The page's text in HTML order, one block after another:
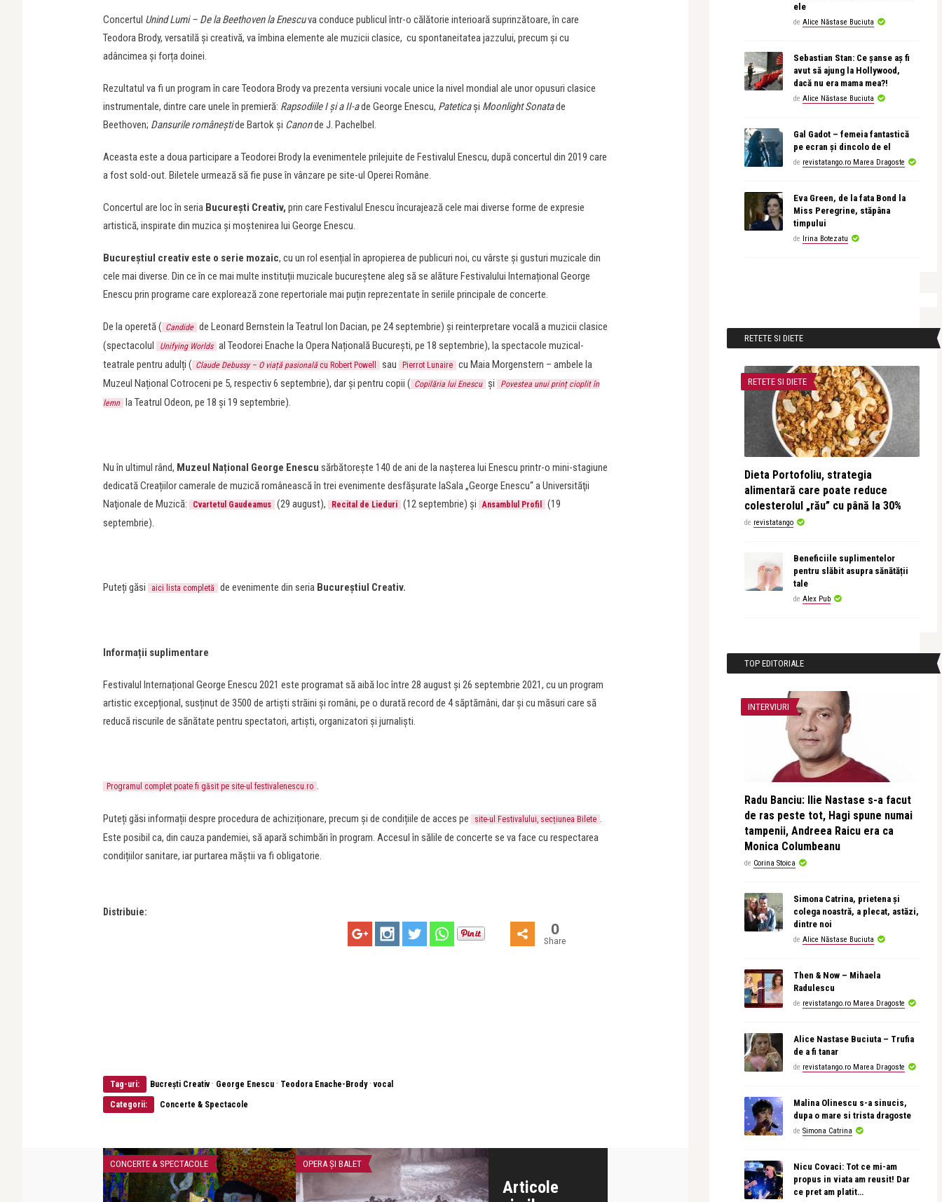
Concertul Unind Lumi – De la Beethoven la Enescuva conduce publicul într-o călătorie interioară suprinzătoare, în care
Teodora Brody, versatilă și creativă, va îmbina elemente ale muzicii clasice, cu spontaneitatea jazzului, precum și cu
adâncimea și forța doinei.
Rezultatul va fi un program în care Teodora Brody va prezenta versiuni vocale unice la nivel mondial ale unor opusuri clasice
instrumentale, dintre care unele în premieră: RapsodiileI și a II-ade George Enescu, Pateticași Moonlight Sonatade
Beethoven; Dansurileromâneștide Bartok și Canonde J. Pachelbel.
Aceasta este a doua participare a Teodorei Brody la evenimentele prilejuite de Festivalul Enescu, după concertul din 2019 care
a fost sold-out. Biletele urmează să fie puse în vânzare pe site-ul Operei Române.
Concertul are loc în seria București Creativ, prin care Festivalul Enescu încurajează cele mai diverse forme de expresie
artistică, inspirate din muzica și moștenirea lui George Enescu.
Bucureștiul creativ este o serie mozaic, cu un rol esențial în apropierea de publicuri noi, cu vârste și gusturi muzicale din
cele mai diverse. Din ce în ce mai multe instituții muzicale bucureștene aleg să se alăture Festivalului Internațional George
Enescu prin programe care explorează zone repertoriale mai puțin reprezentate în seriile principale de concerte.
De la operetă ( Candide de Leonard Bernstein la Teatrul Ion Dacian, pe 24 septembrie) și reinterpretare vocală a muzicii clasice
(spectacolul
Unifying Worlds al Teodorei Enache la Opera Națională București, pe 18 septembrie), la spectacole muzical-
teatrale pentru adulți ( Claude Debussy – O viață pasionalăcu Robert Powell sau Pierrot Lunaire cu Maia Morgenstern – ambele la
Muzeul Național Cotroceni pe 5, respectiv 6 septembrie), dar și pentru copii ( Copilăria lui Enescu și
Povestea unui prinț cioplit în
lemn la Teatrul Odeon, pe 18 și 19 septembrie).
Nu în ultimul rând, Muzeul Național George Enescu sărbătorește 140 de ani de la nașterea lui Enescu printr-o mini-stagiune
dedicată Creațiilor camerale de muzică românească în trei evenimente desfășurate laSala „George Enescu“ a Universităţii
Naţionale de Muzică:
Cvartetul Gaudeamus (29 august), Recital de Lieduri (12 septembrie) și Ansamblul Profil
(19
septembrie).
Puteți găsi aici lista completă de evenimente din seria Bucureștiul Creativ.
Informații suplimentare
Festivalul Internațional George Enescu 2021 este programat să aibă loc între 28 august și 26 septembrie 2021, cu un program
artistic excepțional, susținut de 3500 de artiști străini și români, pe o durată record de 4 săptămâni, dar și cu măsuri care să
reducă riscurile de sănătate pentru spectatori, artiști, organizatori și jurnaliști.
Programul complet poate fi găsit pe site-ul festivalenescu.ro .
Puteți găsi informații despre procedura de achiziționare, precum și de condițiile de acces pe site-ul Festivalului, secțiunea Bilete .
Este posibil ca, din cauza pandemiei, să apară schimbări în program. Accesul în sălile de concerte se va face cu respectarea
condițiilor sanitare, iar purtarea măștii va fi obligatorie.
Distribuie:
0
Share
Tag-uri: Bucrești Creativ· George Enescu · Teodora Enache-Brody·vocal
Categorii: Concerte & Spectacole
Articole
CONCERTE & SPECTACOLE OPERA ȘI BALET CONCERTE & SPECTACOLE CONCERTE &
ele
de Alice Năstase Buciuta
Sebastian Stan: Ce șanse aș fi
avut să ajung la Hollywood,
dacă nu era mama mea?!
de Alice Năstase Buciuta
Gal Gadot – femeia fantastică
pe ecran și dincolo de el
de revistatango.ro Marea Dragoste
Eva Green, de la fata Bond la
Miss Peregrine, stăpâna
timpului
de Irina Botezatu
RETETE SI DIETE
RETETE SI DIETE
Dieta Portofoliu, strategia
alimentară care poate reduce
colesterolul „rău” cu până la 30%
de revistatango
Beneficiile suplimentelor
pentru slăbit asupra sănătății
tale
de Alex Pub
TOP EDITORIALE
INTERVIURI
Radu Banciu: Ilie Nastase s-a facut
de ras peste tot, Hagi spune numai
tampenii, Andreea Raicu era ca
Monica Columbeanu
de Corina Stoica
Simona Catrina, prietena și
colega noastră, a plecat, astăzi,
dintre noi
de Alice Năstase Buciuta
Then & Now – Mihaela
Radulescu
de revistatango.ro Marea Dragoste
Alice Nastase Buciuta – Trufia
de a fi tanar
de revistatango.ro Marea Dragoste
Malina Olinescu s-a sinucis,
dupa o mare si trista dragoste
de Simona Catrina
Nicu Covaci: Tot ce mi-am
propus in viata am reusit! Dar
ce pret am platit…